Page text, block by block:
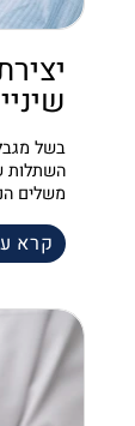
בשל
השתלות
משלים
קרא